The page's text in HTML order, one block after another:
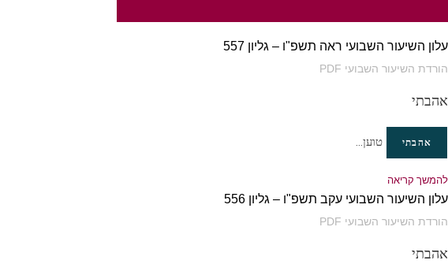
עלון השיעור השבועי ראה תשפ"ו – גליון 557
הורדת השיעור השבועי PDF
אהבתי
אהבתי טוען...
להמשך קריאה
עלון השיעור השבועי עקב תשפ"ו – גליון 556
הורדת השיעור השבועי PDF
אהבתי